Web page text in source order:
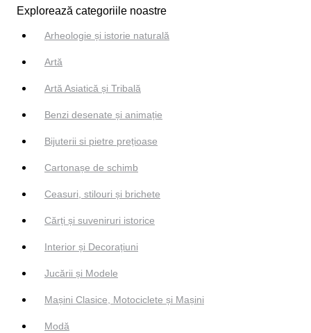
Explorează categoriile noastre
Arheologie și istorie naturală
Artă
Artă Asiatică și Tribală
Benzi desenate și animație
Bijuterii si pietre prețioase
Cartonașe de schimb
Ceasuri, stilouri și brichete
Cărți și suveniruri istorice
Interior și Decorațiuni
Jucării și Modele
Mașini Clasice, Motociclete și Mașini
Modă